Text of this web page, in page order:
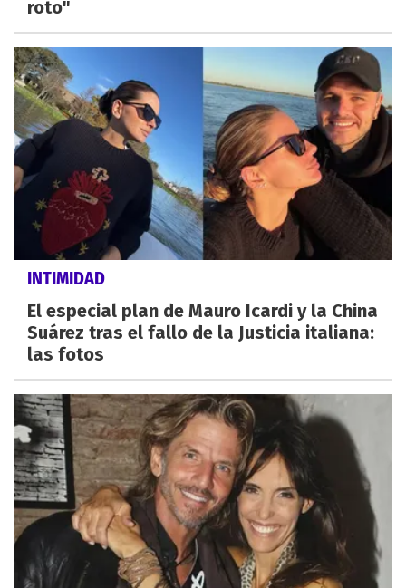
roto"
INTIMIDAD
El especial plan de Mauro Icardi y la China
Suárez tras el fallo de la Justicia italiana:
las fotos